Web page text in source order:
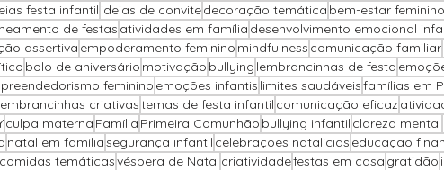
festa infantil ideias de convitedecoração temática bem-estar feminino
de festas atividades em família desenvolvimento emocional
assertiva empoderamento feminino mindfulness comunicação familiar
bolo de aniversário motivação bullying lembrancinhas de festa
feminino emoções infantis limites saudáveisfamílias em
criativastemas de festa infantil comunicação eficaz
culpa materna Família Primeira Comunhão bullying infantil clareza mental
natal em famíliasegurança infantil celebrações natalícias educação
comidas temáticasvéspera de Natal criatividadefestas em casa gratidão